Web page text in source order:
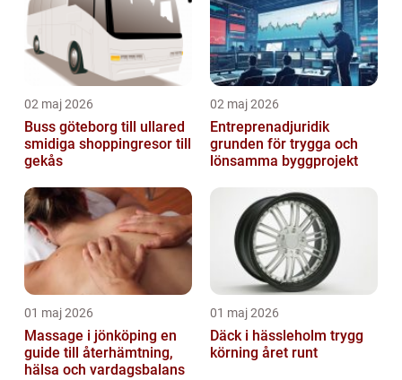
02 maj 2026
Buss göteborg till ullared
smidiga shoppingresor till
gekås
02 maj 2026
Entreprenadjuridik
grunden för trygga och
lönsamma byggprojekt
01 maj 2026
Massage i jönköping en
guide till återhämtning,
hälsa och vardagsbalans
01 maj 2026
Däck i hässleholm trygg
körning året runt